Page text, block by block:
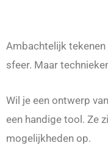
Ambachtelijk
sfeer. Maar
Wil je een ontwerp
een handige tool. Ze
mogelijkheden op.